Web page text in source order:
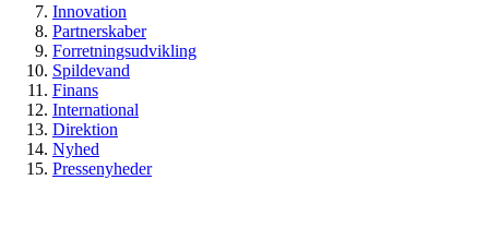
Innovation
Partnerskaber
Forretningsudvikling
Spildevand
Finans
International
Direktion
Nyhed
Pressenyheder